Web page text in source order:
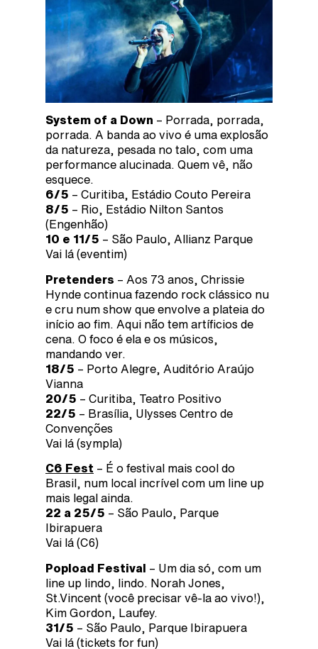
System of a Down – Porrada, porrada,
porrada. A banda ao vivo é uma explosão
da natureza, pesada no talo, com uma
performance alucinada. Quem vê, não
esquece.
6/5 – Curitiba, Estádio Couto Pereira
8/5 – Rio, Estádio Nilton Santos
(Engenhão)
10 e 11/5 – São Paulo, Allianz Parque
Vai lá (eventim)
Pretenders – Aos 73 anos, Chrissie
Hynde continua fazendo rock clássico nu
e cru num show que envolve a plateia do
início ao fim. Aqui não tem artíficios de
cena. O foco é ela e os músicos,
mandando ver.
18/5 – Porto Alegre, Auditório Araújo
Vianna
20/5 – Curitiba, Teatro Positivo
22/5 – Brasília, Ulysses Centro de
Convenções
Vai lá (sympla)
C6 Fest – É o festival mais cool do
Brasil, num local incrível com um line up
mais legal ainda.
22 a 25/5 – São Paulo, Parque
Ibirapuera
Vai lá (C6)
Popload Festival – Um dia só, com um
line up lindo, lindo. Norah Jones,
St.Vincent (você precisar vê-la ao vivo!),
Kim Gordon, Laufey.
31/5 – São Paulo, Parque Ibirapuera
Vai lá (tickets for fun)